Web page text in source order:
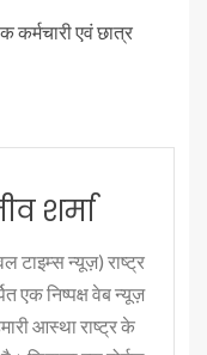
कर्मचारी एवं छात्र
शर्मा
टाइम्स न्यूज़) राष्ट्र
एक निष्पक्ष वेब न्यूज़
आस्था राष्ट्र के